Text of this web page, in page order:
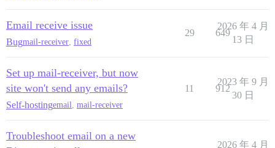
Email receive issue
Bugmail-receiver, fixed
29 649
2026 年 4 月
13 日
Set up mail-receiver, but now
site won't send any emails?
Self-hostingemail, mail-receiver
11 912
2023 年 9 月
30 日
Troubleshoot email on a new
2026 年 4 月